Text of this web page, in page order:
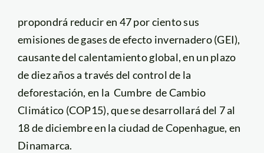
propondrá reducir en 47 por ciento sus
emisiones de gases de efecto invernadero (GEI),
causante del calentamiento global, en un plazo
de diez años a través del control de la
deforestación, en la Cumbre de Cambio
Climático (COP15), que se desarrollará del 7 al
18 de diciembre en la ciudad de Copenhague, en
Dinamarca.